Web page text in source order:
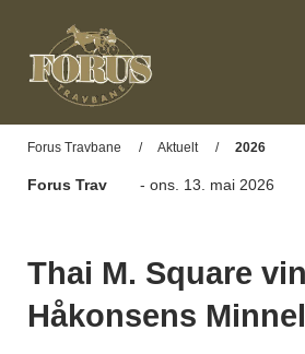
Forus Travbane Aktuelt 2026
Forus Trav - ons. 13. mai 2026
Thai M. Square
Håkonsens